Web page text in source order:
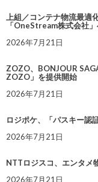
上組／コンテナ物流最適
「OneStream株式会社
2026年7月21日
ZOZO、BONJOUR
ZOZO」を提供開始
2026年7月21日
ロジポケ、「パスキー認
2026年7月21日
NTTロジスコ、エンタメ
2026年7月21日